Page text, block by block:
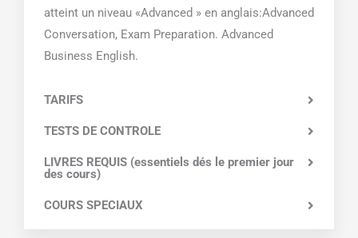
atteint un niveau «Advanced » en anglais:Advanced
Conversation, Exam Preparation. Advanced
Business English.
TARIFS
TESTS DE CONTROLE
LIVRES REQUIS (essentiels dés le premier jour
des cours)
COURS SPECIAUX